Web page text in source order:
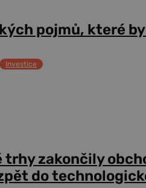
pojmů, které
Investice
trhy zakončily
do